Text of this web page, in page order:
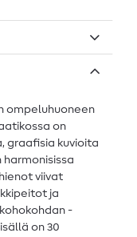
ompeluhuoneen
on
graafisia kuvioita
viivat
ja
-
on 30